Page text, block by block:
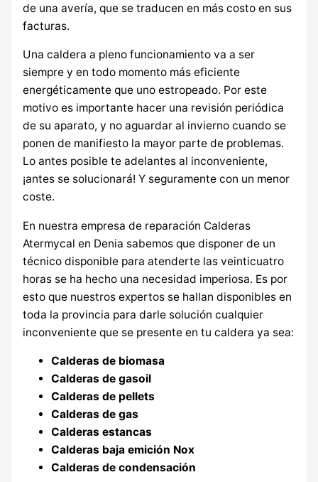
de una avería, que se traducen en más costo en sus
facturas.
Una caldera a pleno funcionamiento va a ser
siempre y en todo momento más eficiente
energéticamente que uno estropeado. Por este
motivo es importante hacer una revisión periódica
de su aparato, y no aguardar al invierno cuando se
ponen de manifiesto la mayor parte de problemas.
Lo antes posible te adelantes al inconveniente,
¡antes se solucionará! Y seguramente con un menor
coste.
En nuestra empresa de reparación Calderas
Atermycal en Denia sabemos que disponer de un
técnico disponible para atenderte las veinticuatro
horas se ha hecho una necesidad imperiosa. Es por
esto que nuestros expertos se hallan disponibles en
toda la provincia para darle solución cualquier
inconveniente que se presente en tu caldera ya sea:
Calderas de biomasa
Calderas de gasoil
Calderas de pellets
Calderas de gas
Calderas estancas
Calderas baja emición Nox
Calderas de condensación